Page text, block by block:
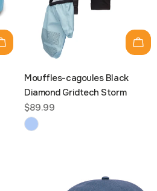
Choisissez les options
Mouffles-cagoules Black
Diamond Gridtech Storm
Prix
habituel
$89.99